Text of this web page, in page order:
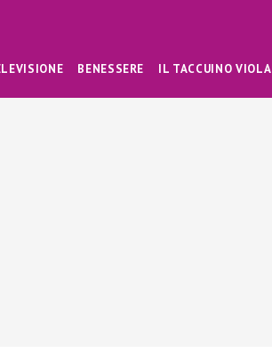
BENESSERE IL TACCUINO VIOLA